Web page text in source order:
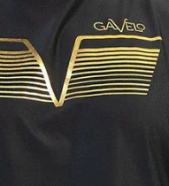
Detta plagg har en klassisk,
kroppens naturliga linjer
Välj din vanliga storlekför